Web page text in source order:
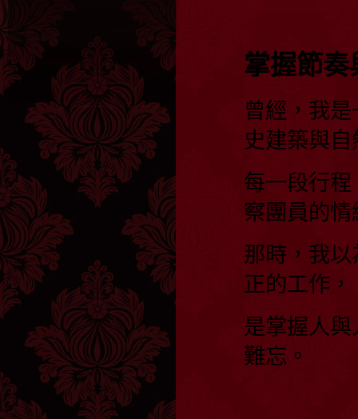
掌握節
曾經，我
史建築與
每一段行
察團員的
那時，我
正的工作，
是掌握人
難忘。